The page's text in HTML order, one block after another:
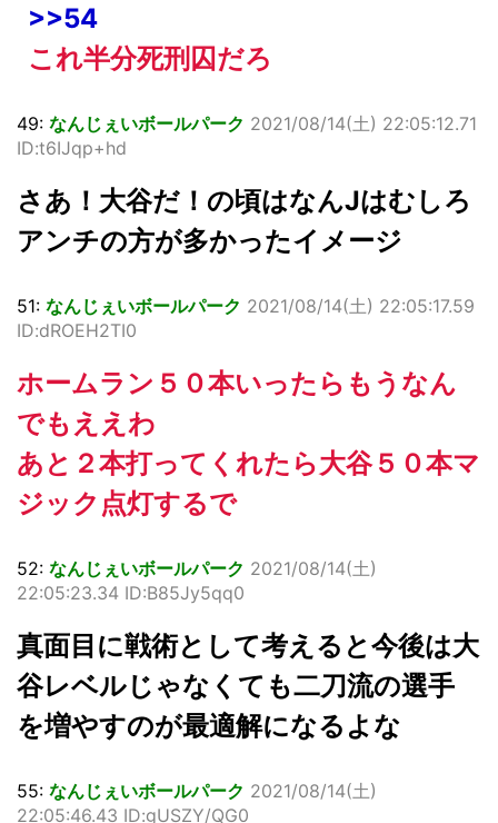
>>54
これ半分死刑囚だろ
49: なんじぇいボールパーク 2021/08/14(土) 22:05:12.71
ID:t6IJqp+hd
さあ！大谷だ！の頃はなんJはむしろ
アンチの方が多かったイメージ
51: なんじぇいボールパーク 2021/08/14(土) 22:05:17.59
ID:dROEH2TI0
ホームラン５０本いったらもうなん
でもええわ
あと２本打ってくれたら大谷５０本マ
ジック点灯するで
52: なんじぇいボールパーク 2021/08/14(土)
22:05:23.34 ID:B85Jy5qq0
真面目に戦術として考えると今後は大
谷レベルじゃなくても二刀流の選手
を増やすのが最適解になるよな
55: なんじぇいボールパーク 2021/08/14(土)
22:05:46.43 ID:gUSZY/QG0